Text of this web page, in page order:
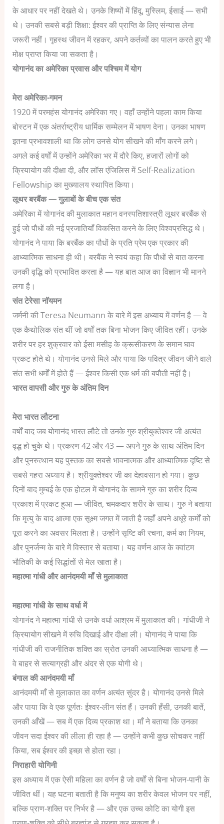
के आधार पर नहीं देखते थे। उनके शिष्यों में हिंदू, मुस्लिम, ईसाई — सभी
थे। उनकी सबसे बड़ी शिक्षा: ईश्वर की प्राप्ति के लिए संन्यास लेना
जरूरी नहीं। गृहस्थ जीवन में रहकर, अपने कर्तव्यों का पालन करते हुए भी
मोक्ष प्राप्त किया जा सकता है।
योगानंद का अमेरिका प्रवास और पश्चिम में योग
मेरा अमेरिका-गमन
1920 में परमहंस योगानंद अमेरिका गए। वहाँ उन्होंने पहला काम किया
बोस्टन में एक अंतर्राष्ट्रीय धार्मिक सम्मेलन में भाषण देना। उनका भाषण
इतना प्रभावशाली था कि लोग उनसे योग सीखने की माँग करने लगे।
अगले कई वर्षों में उन्होंने अमेरिका भर में दौरे किए, हजारों लोगों को
क्रियायोग की दीक्षा दी, और लॉस एंजिलिस में Self-Realization
Fellowship का मुख्यालय स्थापित किया।
लूथर बरबैंक — गुलाबों के बीच एक संत
अमेरिका में योगानंद की मुलाकात महान वनस्पतिशास्त्री लूथर बरबैंक से
हुई जो पौधों की नई प्रजातियाँ विकसित करने के लिए विश्वप्रसिद्ध थे।
योगानंद ने पाया कि बरबैंक का पौधों के प्रति प्रेम एक प्रकार की
आध्यात्मिक साधना ही थी। बरबैंक ने स्वयं कहा कि पौधों से बात करना
उनकी वृद्धि को प्रभावित करता है — यह बात आज का विज्ञान भी मानने
लगा है।
संत टेरेसा नॉयमन
जर्मनी की Teresa Neumann के बारे में इस अध्याय में वर्णन है — वे
एक कैथोलिक संत थीं जो वर्षों तक बिना भोजन किए जीवित रहीं। उनके
शरीर पर हर शुक्रवार को ईसा मसीह के क्रूसीकरण के समान घाव
प्रकट होते थे। योगानंद उनसे मिले और पाया कि पवित्र जीवन जीने वाले
संत सभी धर्मों में होते हैं — ईश्वर किसी एक धर्म की बपौती नहीं है।
भारत वापसी और गुरु के अंतिम दिन
मेरा भारत लौटना
वर्षों बाद जब योगानंद भारत लौटे तो उनके गुरु श्रीयुक्तेश्वर जी अत्यंत
वृद्ध हो चुके थे। प्रकरण 42 और 43 — अपने गुरु के साथ अंतिम दिन
और पुनरुत्थानयह पुस्तक का सबसे भावनात्मक और आध्यात्मिक दृष्टि से
सबसे गहरा अध्याय है। श्रीयुक्तेश्वर जी का देहावसान हो गया। कुछ
दिनों बाद मुम्बई के एक होटल में योगानंद के सामने गुरु का शरीर दिव्य
प्रकाश में प्रकट हुआ — जीवित, चमकदार शरीर के साथ। गुरु ने बताया
कि मृत्यु के बाद आत्मा एक सूक्ष्म जगत में जाती है जहाँ अपने अधूरे कर्मों को
पूरा करने का अवसर मिलता है। उन्होंने सृष्टि की रचना, कर्म का नियम,
और पुनर्जन्म के बारे में विस्तार से बताया। यह वर्णन आज के क्वांटम
भौतिकी के कई सिद्धांतों से मेल खाता है।
महात्मा गांधी और आनंदमयी माँ से मुलाकात
महात्मा गांधी के साथ वर्धा में
योगानंद ने महात्मा गांधी से उनके वर्धा आश्रम में मुलाकात की। गांधीजी ने
क्रियायोग सीखने में रुचि दिखाई और दीक्षा ली। योगानंद ने पाया कि
गांधीजी की राजनीतिक शक्ति का स्रोत उनकी आध्यात्मिक साधना है —
वे बाहर से सत्याग्रही और अंदर से एक योगी थे।
बंगाल की आनंदमयी माँ
आनंदमयी माँ से मुलाकात का वर्णन अत्यंत सुंदर है। योगानंद उनसे मिले
और पाया कि वे एक पूर्णतः ईश्वर-लीन संत हैं। उनकी हँसी, उनकी बातें,
उनकी आँखें — सब में एक दिव्य प्रकाश था। माँ ने बताया कि उनका
जीवन सदा ईश्वर की लीला ही रहा है — उन्होंने कभी कुछ सोचकर नहीं
किया, सब ईश्वर की इच्छा से होता रहा।
निराहारी योगिनी
इस अध्याय में एक ऐसी महिला का वर्णन है जो वर्षों से बिना भोजन-पानी के
जीवित थीं। यह घटना बताती है कि मनुष्य का शरीर केवल भोजन पर नहीं,
बल्कि प्राण-शक्ति पर निर्भर है — और एक उच्च कोटि का योगी इस